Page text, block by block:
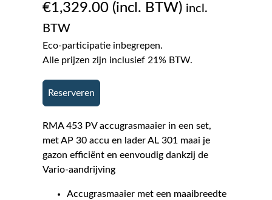
€1,329.00
incl.
BTW
Eco-participatie inbegrepen.
Alle prijzen zijn inclusief 21% BTW.
Reserveren
RMA 453 PV accugrasmaaier in een set,
met AP 30 accu en lader AL 301 maai je
gazon efficiënt en eenvoudig dankzij de
Vario-aandrijving
Accugrasmaaier met een maaibreedte